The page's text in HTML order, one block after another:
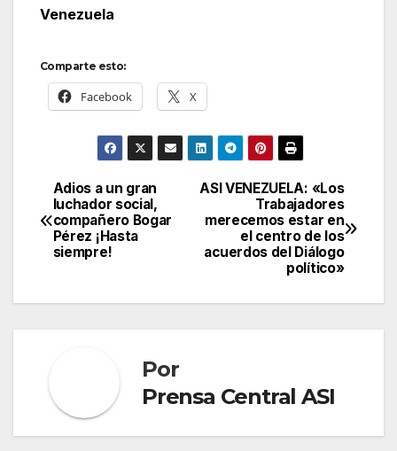
Venezuela
Comparte esto:
Facebook X
Navegación
de
entradas
ASI VENEZUELA: «Los
Trabajadores
merecemos estar en
el centro de los
acuerdos del Diálogo
político»
Adios a un gran
luchador social,
compañero Bogar
Pérez ¡Hasta
siempre!
Por
Prensa Central ASI